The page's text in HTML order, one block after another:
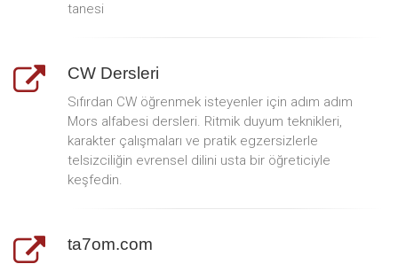
tanesi
CW Dersleri
Sıfırdan CW öğrenmek isteyenler için adım adım
Mors alfabesi dersleri. Ritmik duyum teknikleri,
karakter çalışmaları ve pratik egzersizlerle
telsizciliğin evrensel dilini usta bir öğreticiyle
keşfedin.
ta7om.com